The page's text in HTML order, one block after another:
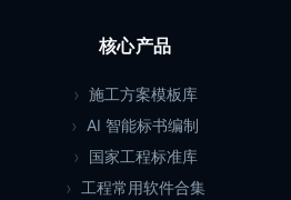
核心产品
施工方案模板库
AI 智能标书编制
国家工程标准库
工程常用软件合集